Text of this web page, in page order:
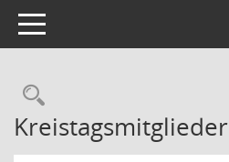
Toggle navigation
Kreistagsmitglieder